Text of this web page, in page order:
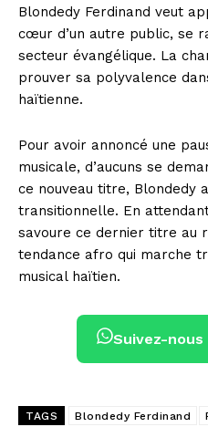
Blondedy Ferdinand veut
cœur d’un autre public, se
secteur évangélique. La
prouver sa polyvalence
haïtienne.
Pour avoir annoncé une
musicale, d’aucuns se
ce nouveau titre, Blondedy
transitionnelle. En
savoure ce dernier titre au
tendance afro qui marche
musical haïtien.
Suivez-
TAGS Blondedy Ferdinand